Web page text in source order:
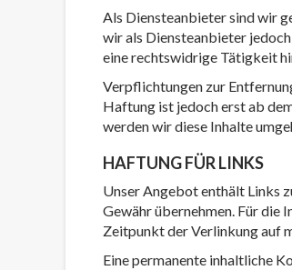
Als Diensteanbieter sind wir
wir als Diensteanbieter
eine rechtswidrige Tätigkeit
Verpflichtungen zur
Haftung ist jedoch erst ab
werden wir diese Inhalte
HAFTUNG FÜR LINKS
Unser Angebot enthält Links
Gewähr übernehmen. Für die
Zeitpunkt der Verlinkung auf
Eine permanente inhaltliche